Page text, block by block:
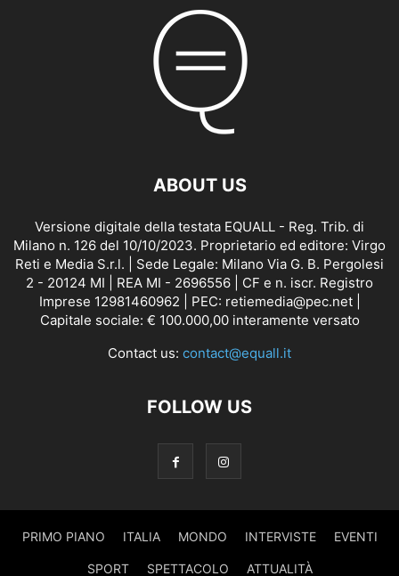
ABOUT US
Versione digitale della testata EQUALL - Reg. Trib. di
Milano n. 126 del 10/10/2023. Proprietario ed editore: Virgo
Reti e Media S.r.l. | Sede Legale: Milano Via G. B. Pergolesi
2 - 20124 MI | REA MI - 2696556 | CF e n. iscr. Registro
Imprese 12981460962 | PEC: retiemedia@pec.net |
Capitale sociale: € 100.000,00 interamente versato
Contact us: contact@equall.it
FOLLOW US
PRIMO PIANO ITALIA MONDO INTERVISTE EVENTI
SPORT SPETTACOLO ATTUALITÀ